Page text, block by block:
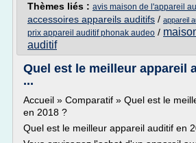
Thèmes liés : avis maison de l'appareil
accessoires appareils auditifs / appareil
prix appareil auditif phonak audeo /
auditif
Quel est le meilleur appareil
...
Accueil » Comparatif » Quel est le
en 2018 ?
Quel est le meilleur appareil auditif en